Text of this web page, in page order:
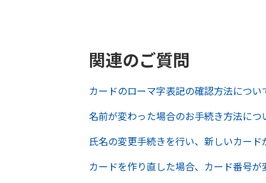
関連のご質問
カードのローマ字表記の確認方法につい
名前が変わった場合のお手続き方法につ
氏名の変更手続きを行い、新しいカー
カードを作り直した場合、カード番号